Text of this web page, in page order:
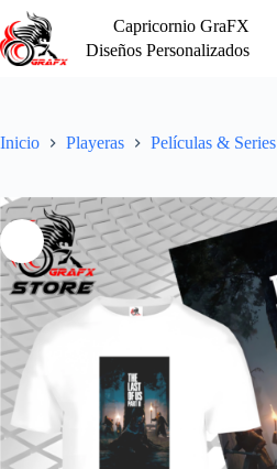
Saltar
al
contenido
Capricornio GraFX
Diseños Personalizados
Inicio Playeras Películas & Series